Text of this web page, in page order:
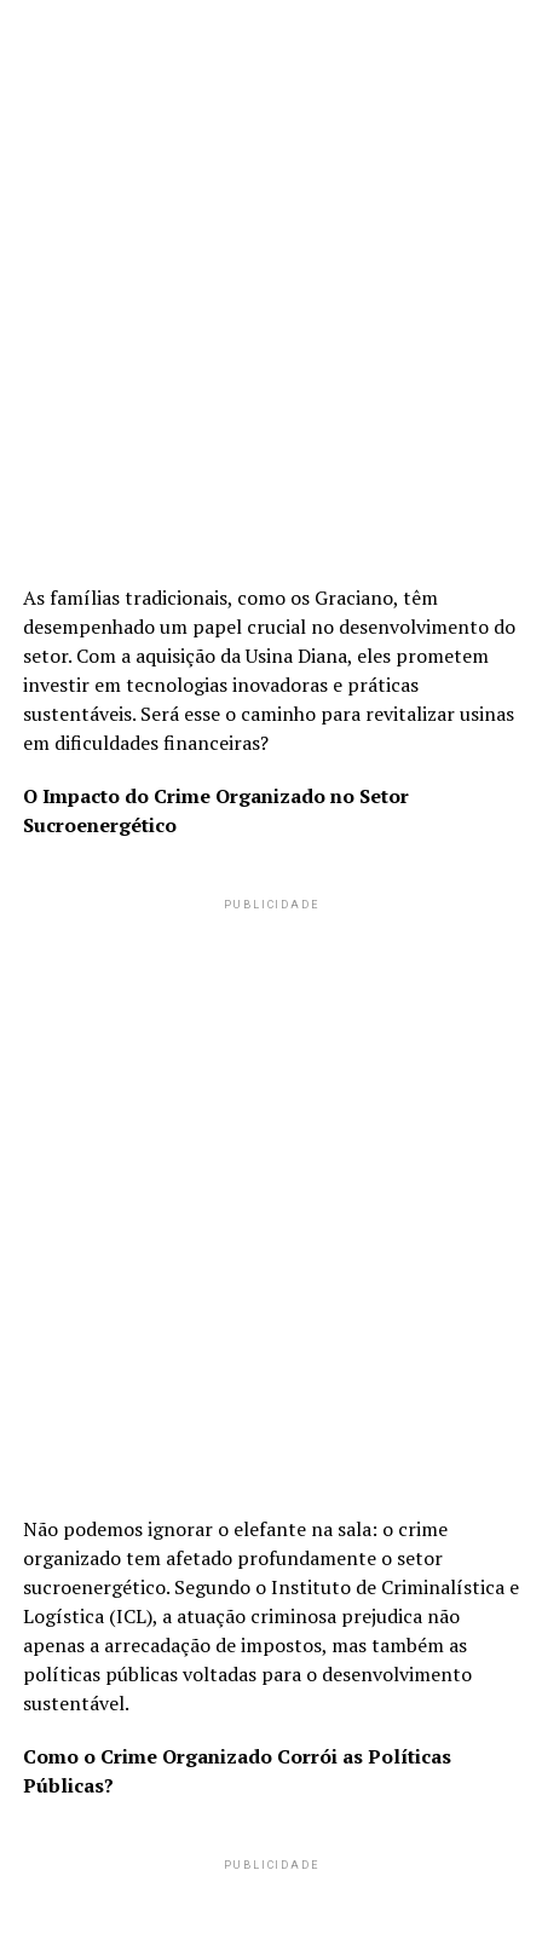
As famílias tradicionais, como os Graciano, têm
desempenhado um papel crucial no desenvolvimento do
setor. Com a aquisição da Usina Diana, eles prometem
investir em tecnologias inovadoras e práticas
sustentáveis. Será esse o caminho para revitalizar usinas
em dificuldades financeiras?
O Impacto do Crime Organizado no Setor
Sucroenergético
PUBLICIDADE
Não podemos ignorar o elefante na sala: o crime
organizado tem afetado profundamente o setor
sucroenergético. Segundo o Instituto de Criminalística e
Logística (ICL), a atuação criminosa prejudica não
apenas a arrecadação de impostos, mas também as
políticas públicas voltadas para o desenvolvimento
sustentável.
Como o Crime Organizado Corrói as Políticas
Públicas?
PUBLICIDADE